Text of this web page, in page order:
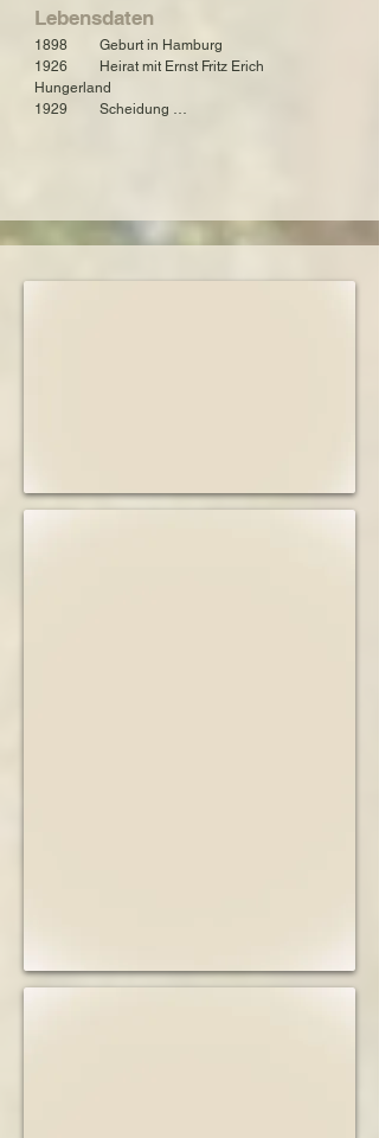
1. Ehemann: Ernst Fritz Erich Hungerland
Konzentrationslager Neuengamme
Lebensdaten
1898         Geburt in Hamburg
1926         Heirat mit Ernst Fritz Erich
Hungerland
1929         Scheidung
1942         Tod des Ehemannes in Majdanek